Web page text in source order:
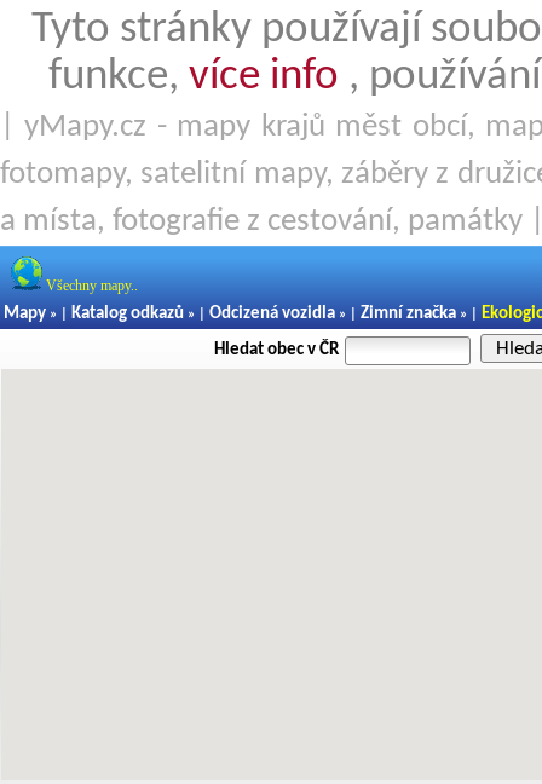
Tyto stránky používají
funkce, více info ,
| yMapy.cz - mapy krajů měst obcí,
fotomapy, satelitní mapy, záběry z
a místa, fotografie z cestování, památky
Všechny mapy..
Mapy » | Katalog odkazů » | Odcizená vozidla » | Zimní značka » |
Hledat obec v ČR